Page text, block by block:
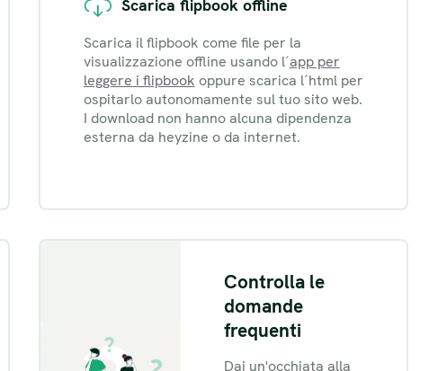
Scarica flipbook offline
Scarica il flipbook come file per la
visualizzazione offline usando l´app per
leggere i flipbook oppure scarica l´html per
ospitarlo autonomamente sul tuo sito web.
I download non hanno alcuna dipendenza
esterna da heyzine o da internet.
Controlla le
domande
frequenti
Dai un'occhiata alla